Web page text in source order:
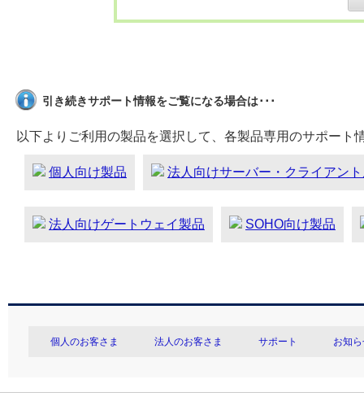
引き続きサポート情報をご覧になる場合は･･･
以下よりご利用の製品を選択して、各製品専用のサポート
個人向け製品 法人向けサーバー・クライアン
法人向けゲートウェイ製品 SOHO向け製品
個人のお客さま 法人のお客さま サポート お知